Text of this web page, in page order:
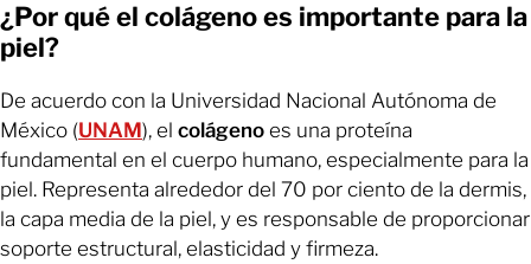
¿Por qué el colágeno es importante para la
piel?
De acuerdo con la Universidad Nacional Autónoma de
México (UNAM), el colágeno es una proteína
fundamental en el cuerpo humano, especialmente para la
piel. Representa alrededor del 70 por ciento de la dermis,
la capa media de la piel, y es responsable de proporcionar
soporte estructural, elasticidad y firmeza.